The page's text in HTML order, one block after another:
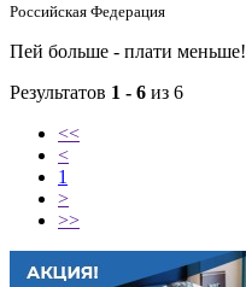
Российская Федерация
Пей больше - плати меньше!
Результатов 1 - 6 из 6
<<
<
1
>
>>